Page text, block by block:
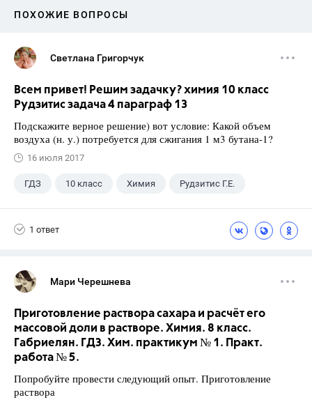
ПОХОЖИЕ ВОПРОСЫ
Светлана Григорчук
Всем привет! Решим задачку? химия 10 класс
Рудзитис задача 4 параграф 13
Подскажите верное решение) вот условие: Какой объем
воздуха (н. у.) потребуется для сжигания 1 м3 бутана-1?
16 июля 2017
ГДЗ 10 класс Химия Рудзитис Г.Е.
1 ответ
Мари Черешнева
Приготовление раствора сахара и расчёт его
массовой доли в растворе. Химия. 8 класс.
Габриелян. ГДЗ. Хим. практикум № 1. Практ.
работа № 5.
Попробуйте провести следующий опыт. Приготовление
раствора